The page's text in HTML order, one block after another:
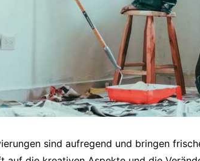
sind aufregend und bringen